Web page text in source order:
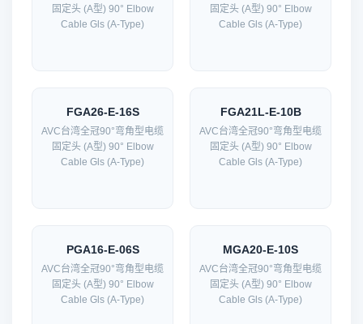
固定头 (A型) 90° Elbow
Cable Gls (A-Type)
固定头 (A型) 90° Elbow
Cable Gls (A-Type)
FGA26-E-16S
AVC台湾全冠90°弯角型电缆
固定头 (A型) 90° Elbow
Cable Gls (A-Type)
FGA21L-E-10B
AVC台湾全冠90°弯角型电缆
固定头 (A型) 90° Elbow
Cable Gls (A-Type)
PGA16-E-06S
AVC台湾全冠90°弯角型电缆
固定头 (A型) 90° Elbow
Cable Gls (A-Type)
MGA20-E-10S
AVC台湾全冠90°弯角型电缆
固定头 (A型) 90° Elbow
Cable Gls (A-Type)